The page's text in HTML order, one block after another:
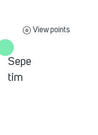
View points
Sepe
tim